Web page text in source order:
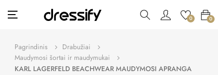
Toggle
navigation
☰ 0 0
Pagrindinis
Drabužiai
Maudymosi šortai ir maudymukai
KARL LAGERFELD BEACHWEAR MAUDYMOSI APRANGA